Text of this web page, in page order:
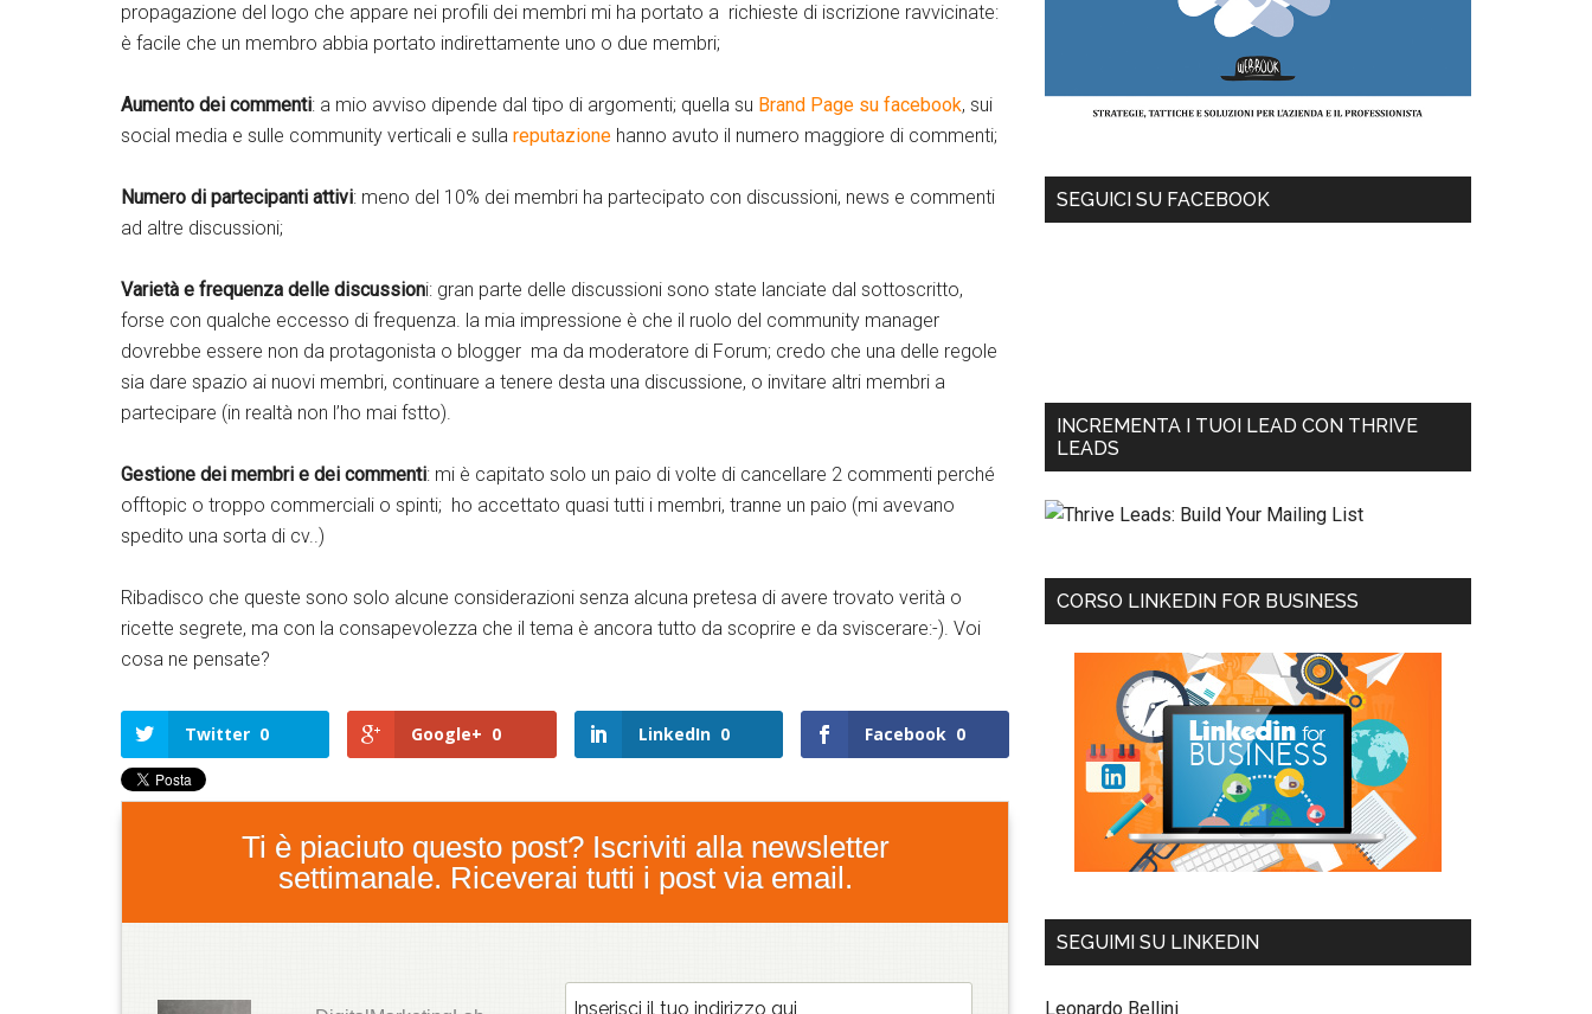
propagazione del logo che appare nei profili dei membri mi ha portato a richieste di iscrizione ravvicinate:
è facile che un membro abbia portato indirettamente uno o due membri;
Aumento dei commenti: a mio avviso dipende dal tipo di argomenti; quella su Brand Page su facebook, sui
social media e sulle community verticali e sulla reputazione hanno avuto il numero maggiore di commenti;
Numero di partecipanti attivi: meno del 10% dei membri ha partecipato con discussioni, news e commenti
ad altre discussioni;
Varietà e frequenza delle discussioni: gran parte delle discussioni sono state lanciate dal sottoscritto,
forse con qualche eccesso di frequenza. la mia impressione è che il ruolo del community manager
dovrebbe essere non da protagonista o blogger ma da moderatore di Forum; credo che una delle regole
sia dare spazio ai nuovi membri, continuare a tenere desta una discussione, o invitare altri membri a
partecipare (in realtà non l’ho mai fstto).
Gestione dei membri e dei commenti: mi è capitato solo un paio di volte di cancellare 2 commenti perché
offtopic o troppo commerciali o spinti; ho accettato quasi tutti i membri, tranne un paio (mi avevano
spedito una sorta di cv..)
Ribadisco che queste sono solo alcune considerazioni senza alcuna pretesa di avere trovato verità o
ricette segrete, ma con la consapevolezza che il tema è ancora tutto da scoprire e da sviscerare:-). Voi
cosa ne pensate?
Twitter 0 Google+ 0 LinkedIn 0 Facebook 0
Ti è piaciuto questo post? Iscriviti alla newsletter
settimanale. Riceverai tutti i post via email.
SEGUICI SU FACEBOOK
INCREMENTA I TUOI LEAD CON THRIVE
LEADS
CORSO LINKEDIN FOR BUSINESS
SEGUIMI SU LINKEDIN
Leonardo Bellini